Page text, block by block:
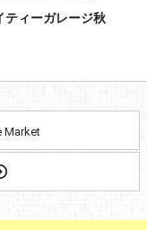
ティーガレージ秋
Market